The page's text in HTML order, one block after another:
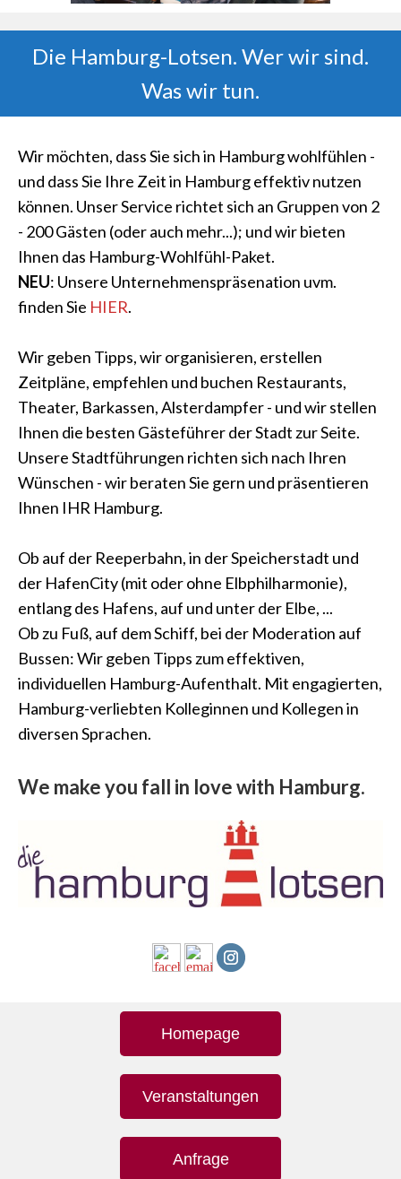
Die Hamburg-Lotsen. Wer wir sind.
Was wir tun.
Wir möchten, dass Sie sich in Hamburg wohlfühlen -
und dass Sie Ihre Zeit in Hamburg effektiv nutzen
können. Unser Service richtet sich an Gruppen von 2
- 200 Gästen (oder auch mehr...); und wir bieten
Ihnen das Hamburg-Wohlfühl-Paket.
NEU: Unsere Unternehmenspräsenation uvm.
finden Sie HIER.
Wir geben Tipps, wir organisieren, erstellen
Zeitpläne, empfehlen und buchen Restaurants,
Theater, Barkassen, Alsterdampfer - und wir stellen
Ihnen die besten Gästeführer der Stadt zur Seite.
Unsere Stadtführungen richten sich nach Ihren
Wünschen - wir beraten Sie gern und präsentieren
Ihnen IHR Hamburg.
Ob auf der Reeperbahn, in der Speicherstadt und
der HafenCity (mit oder ohne Elbphilharmonie),
entlang des Hafens, auf und unter der Elbe, ...
Ob zu Fuß, auf dem Schiff, bei der Moderation auf
Bussen: Wir geben Tipps zum effektiven,
individuellen Hamburg-Aufenthalt. Mit engagierten,
Hamburg-verliebten Kolleginnen und Kollegen in
diversen Sprachen.
We make you fall in love with Hamburg.
Homepage
Veranstaltungen
Anfrage